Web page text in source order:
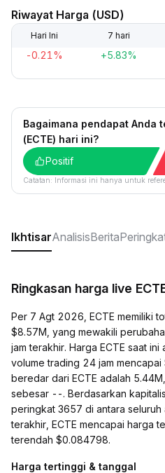
Riwayat Harga (USD)
Hari Ini 7 hari
-0.21% +5.83%
Bagaimana pendapat Anda
(ECTE) hari ini?
Positif
Catatan: Informasi ini hanya untuk
IkhtisarAnalisisBerita
Ringkasan harga live
Per 7 Agt 2026, ECTE memiliki
$8.57M, yang mewakili
jam terakhir. Harga ECTE saat
volume trading 24 jam
beredar dari ECTE adalah
sebesar --. Berdasarkan
peringkat 3657 di antara seluruh
terakhir, ECTE mencapai harga
terendah $0.084798.
Harga tertinggi & tanggal